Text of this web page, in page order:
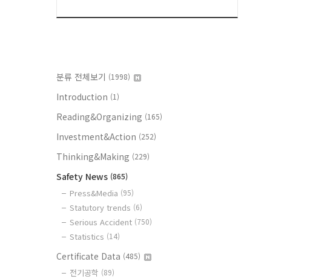
분류 전체보기 (1998)
Introduction (1)
Reading&Organizing (165)
Investment&Action (252)
Thinking&Making (229)
Safety News (865)
Press&Media (95)
Statutory trends (6)
Serious Accident (750)
Statistics (14)
Certificate Data (485)
전기공학 (89)